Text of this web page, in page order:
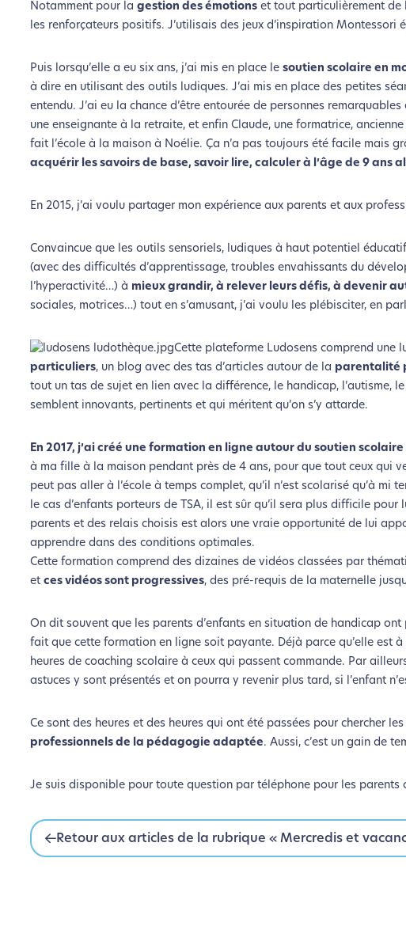
Si vous aussi vous souhaitez
le parcourir dans son Mode Eco. Celui-ci
Notamment pour la gestion des émotions et tout particulièrement de
les renforçateurs positifs. J’utilisais des jeux d’inspiration Montessori
Puis lorsqu’elle a eu six ans, j’ai mis en place le soutien scolaire en
à dire en utilisant des outils ludiques. J’ai mis en place des petites
entendu. J’ai eu la chance d’être entourée de personnes
une enseignante à la retraite, et enfin Claude, une formatrice,
fait l’école à la maison à Noélie. Ça n’a pas toujours été facile mais
acquérir les savoirs de base, savoir lire, calculer à l’âge de 9 ans
En 2015, j’ai voulu partager mon expérience aux parents et aux
Convaincue que les outils sensoriels, ludiques à haut potentiel
(avec des difficultés d’apprentissage, troubles envahissants du
l’hyperactivité…) à mieux grandir, à relever leurs défis, à devenir
sociales, motrices…) tout en s’amusant, j’ai voulu les plébisciter, en
Cette plateforme Ludosens comprend une
particuliers, un blog avec des tas d’articles autour de la parentalité
tout un tas de sujet en lien avec la différence, le handicap, l’autisme,
semblent innovants, pertinents et qui méritent qu’on s’y attarde.
En 2017, j’ai créé une formation en ligne autour du soutien
à ma fille à la maison pendant près de 4 ans, pour que tout ceux qui
peut pas aller à l’école à temps complet, qu’il n’est scolarisé qu’à
le cas d’enfants porteurs de TSA, il est sûr qu’il sera plus difficile pour
parents et des relais choisis est alors une vraie opportunité de lui
apprendre dans des conditions optimales.
Cette formation comprend des dizaines de vidéos classées par
et ces vidéos sont progressives, des pré-requis de la maternelle
On dit souvent que les parents d’enfants en situation de handicap ont
fait que cette formation en ligne soit payante. Déjà parce qu’elle est
heures de coaching scolaire à ceux qui passent commande. Par
astuces y sont présentés et on pourra y revenir plus tard, si l’enfant
Ce sont des heures et des heures qui ont été passées pour chercher
professionnels de la pédagogie adaptée. Aussi, c’est un gain de
Je suis disponible pour toute question par téléphone pour les parents
Retour aux articles de la rubrique « Mercredis et